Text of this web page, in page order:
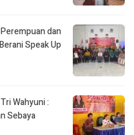
dan
Speak Up
Wahyuni :
Sebaya